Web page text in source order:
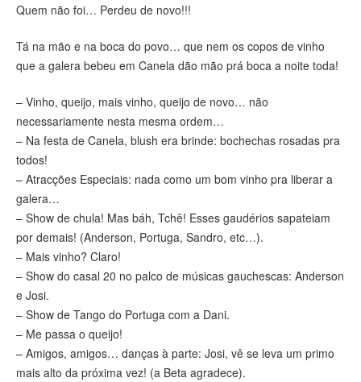
Quem não foi… Perdeu de novo!!!
Tá na mão e na boca do povo… que nem os copos de vinho
que a galera bebeu em Canela dão mão prá boca a noite toda!
– Vinho, queijo, mais vinho, queijo de novo… não
necessariamente nesta mesma ordem…
– Na festa de Canela, blush era brinde: bochechas rosadas pra
todos!
– Atracções Especiais: nada como um bom vinho pra liberar a
galera…
– Show de chula! Mas báh, Tchê! Esses gaudérios sapateiam
por demais! (Anderson, Portuga, Sandro, etc…).
– Mais vinho? Claro!
– Show do casal 20 no palco de músicas gauchescas: Anderson
e Josi.
– Show de Tango do Portuga com a Dani.
– Me passa o queijo!
– Amigos, amigos… danças à parte: Josi, vê se leva um primo
mais alto da próxima vez! (a Beta agradece).